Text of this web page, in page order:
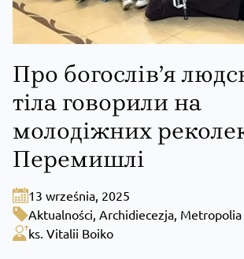
Про богослів’я
тіла говорили на
молодіжних
Перемишлі
13 września, 2025
Aktualności, Archidiecezja, Metropolia
ks. Vitalii Boiko